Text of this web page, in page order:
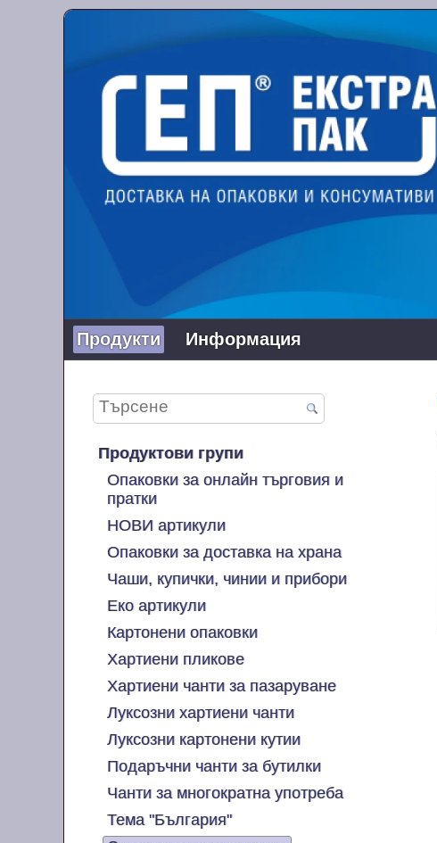
Продукти Информация
Продуктови групи
Опаковки за онлайн търговия и
пратки
НОВИ артикули
Опаковки за доставка на храна
Чаши, купички, чинии и прибори
Еко артикули
Картонени опаковки
Хартиени пликове
Хартиени чанти за пазаруване
Луксозни хартиени чанти
Луксозни картонени кутии
Подаръчни чанти за бутилки
Чанти за многократна употреба
Тема "България"